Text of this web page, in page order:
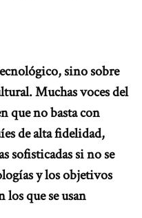
sino sobre
Muchas voces del
que no basta con
de alta fidelidad,
sofisticadas si no se
y los objetivos
los que se usan